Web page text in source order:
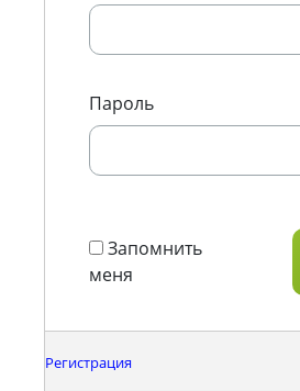
Пароль
Запомнить
меня
Регистрация